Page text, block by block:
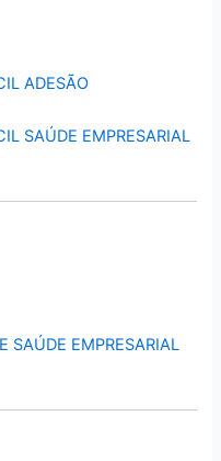
ADESÃO
SAÚDE EMPRESARIAL
SAÚDE EMPRESARIAL